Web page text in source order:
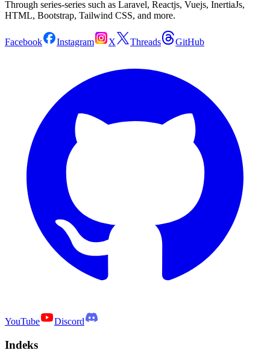
Through series-series such as Laravel, Reactjs, Vuejs, InertiaJs,
HTML, Bootstrap, Tailwind CSS, and more.
Facebook Instagram X Threads GitHub
YouTube Discord
Indeks